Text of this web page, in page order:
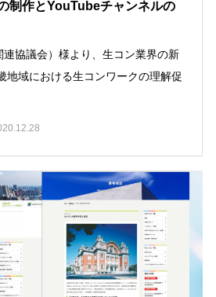
制作とYouTubeチャンネルの
連協議会）様より、生コン業界の新
地域における生コンワークの理解促